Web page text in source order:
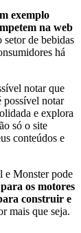
exemplo
na web
setor de bebidas
há
notar que
possível notar
e explora
só o site
conteúdos e
e Monster pode
os motores
construir e
mais que seja.